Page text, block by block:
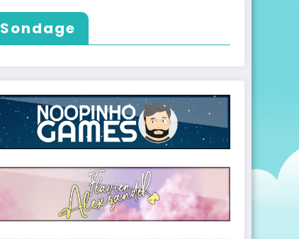
Sondage